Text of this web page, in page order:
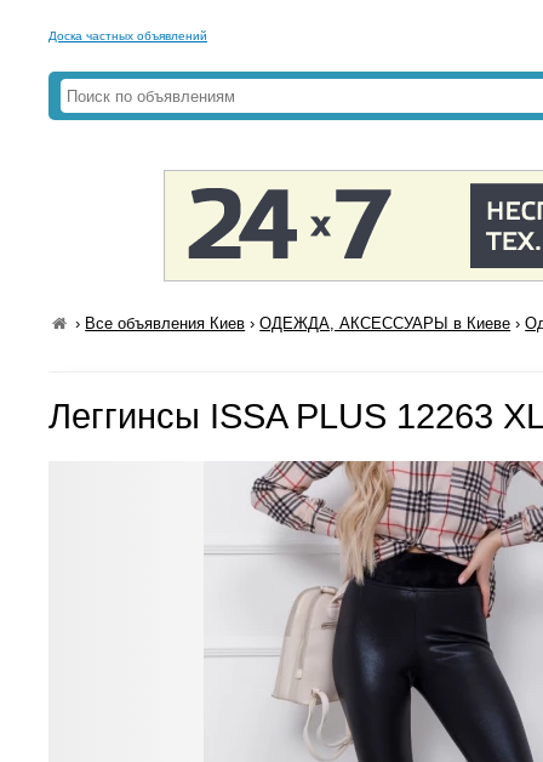
Доска частных объявлений
› Все объявления Киев ›ОДЕЖДА, АКСЕССУАРЫ в Киеве ›
Леггинсы ISSA PLUS 12263